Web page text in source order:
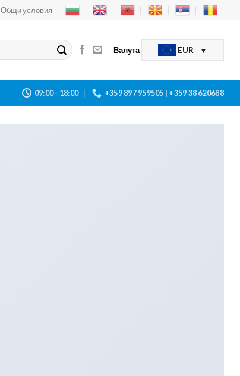
Общи условия
Валута EUR
09:00 - 18:00 +359 897 959505 | +359 38 620688